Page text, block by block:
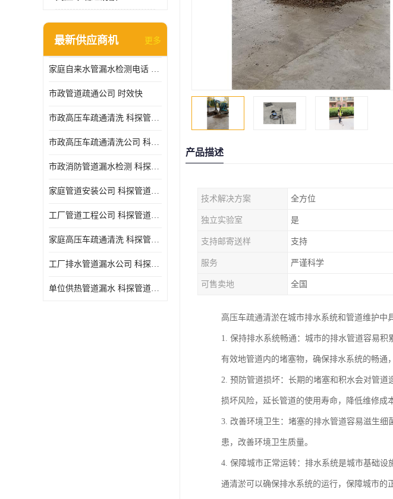
最新供应商机 更多
家庭自来水管漏水检测电话 服务周到
市政管道疏通公司 时效快
市政高压车疏通清洗 科探管道工程 设备齐
市政高压车疏通清洗公司 科探管道工程 经验丰富
市政消防管道漏水检测 科探管道工程 快速上门
家庭管道安装公司 科探管道工程 团队服务
工厂管道工程公司 科探管道工程 时效快
家庭高压车疏通清洗 科探管道工程 服务周到
工厂排水管道漏水公司 科探管道工程 快速上门
单位供热管道漏水 科探管道工程 设备齐
产品描述
技术解决方案 全方位
独立实验室 是
支持邮寄送样 支持
服务 严谨科学
可售卖地 全国
高压车疏通清淤在城市排水系统和管道维护中
1. 保持排水系统畅通：城市的排水管道容易
有效地管道内的堵塞物，确保排水系统的畅通
2. 预防管道损坏：长期的堵塞和积水会对管
损坏风险，延长管道的使用寿命，降低维修成
3. 改善环境卫生：堵塞的排水管道容易滋生
患，改善环境卫生质量。
4. 保障城市正常运转：排水系统是城市基础
通清淤可以确保排水系统的运行，保障城市的